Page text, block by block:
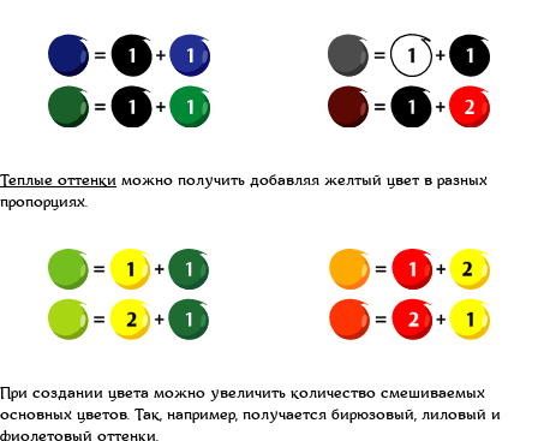
Теплые оттенки можно получить добавляя желтый цвет в разных
пропорциях.
При создании цвета можно увеличить количество смешиваемых
основных цветов. Так, например, получается бирюзовый, лиловый и
фиолетовый оттенки.